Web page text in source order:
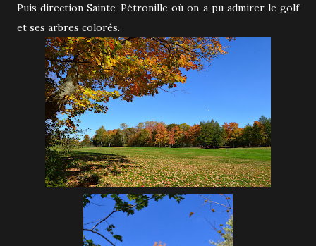
Puis direction Sainte-Pétronille où on a pu admirer le golf
et ses arbres colorés.